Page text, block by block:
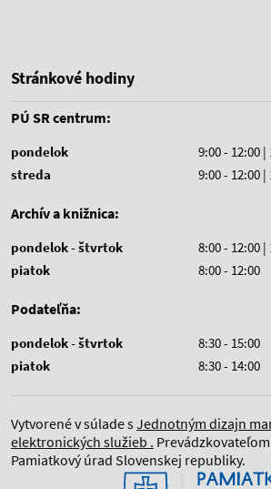
Stránkové hodiny
PÚ SR centrum:
pondelok
9:00 - 12:00 |
streda
9:00 - 12:00 |
Archív a knižnica:
pondelok - štvrtok
8:00 - 12:00 |
piatok
8:00 - 12:00
Podateľňa:
pondelok - štvrtok
8:30 - 15:00
piatok
8:30 - 14:00
Vytvorené v súlade sJednotným dizajn
elektronických služieb .
Pamiatkový úrad Slovenskej republiky.